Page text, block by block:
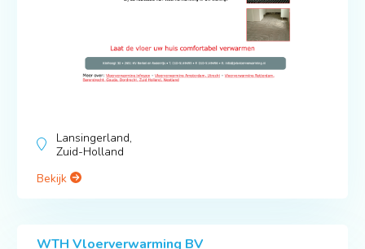
Lansingerland,
Zuid-Holland
Bekijk
WTH Vloerverwarming BV